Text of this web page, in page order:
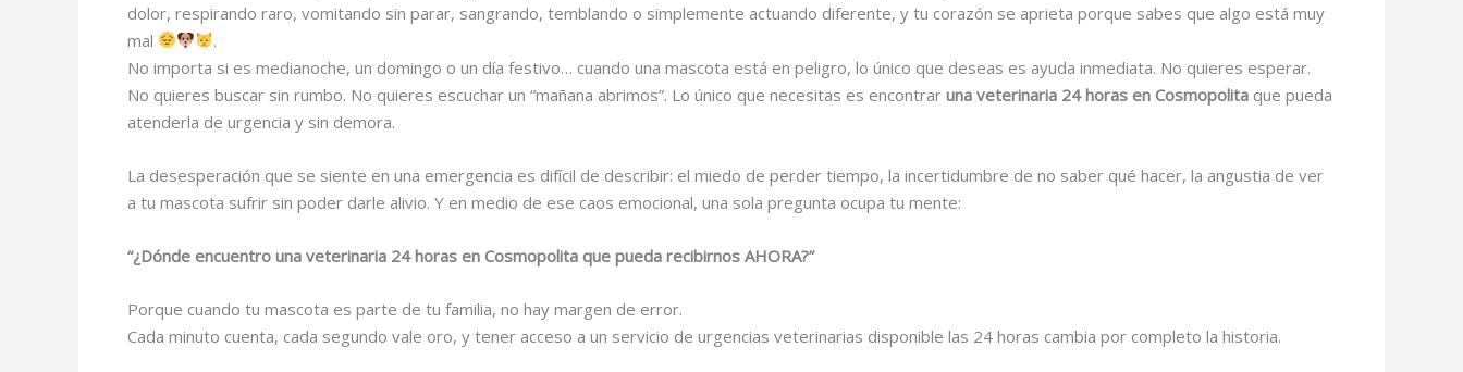
dolor, respirando raro, vomitando sin parar, sangrando, temblando o simplemente actuando diferente, y tu corazón se aprieta porque sabes que algo está muy
mal
.
No importa si es medianoche, un domingo o un día festivo… cuando una mascota está en peligro, lo único que deseas es ayuda inmediata. No quieres esperar.
No quieres buscar sin rumbo. No quieres escuchar un “mañana abrimos”. Lo único que necesitas es encontrar una veterinaria 24 horas en Cosmopolita que pueda
atenderla de urgencia y sin demora.
La desesperación que se siente en una emergencia es difícil de describir: el miedo de perder tiempo, la incertidumbre de no saber qué hacer, la angustia de ver
a tu mascota sufrir sin poder darle alivio. Y en medio de ese caos emocional, una sola pregunta ocupa tu mente:
“¿Dónde encuentro una veterinaria 24 horas en Cosmopolita que pueda recibirnos AHORA?”
Porque cuando tu mascota es parte de tu familia, no hay margen de error.
Cada minuto cuenta, cada segundo vale oro, y tener acceso a un servicio de urgencias veterinarias disponible las 24 horas cambia por completo la historia.